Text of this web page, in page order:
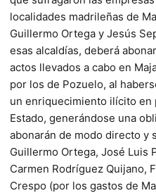
localidades madrileñas de
Guillermo Ortega y Jesús
esas alcaldías, deberá
actos llevados a cabo en
por los de Pozuelo, al
un enriquecimiento ilícito
Estado, generándose una
abonarán de modo directo y
Guillermo Ortega, José Luis
Carmen Rodríguez Quijano,
Crespo (por los gastos de